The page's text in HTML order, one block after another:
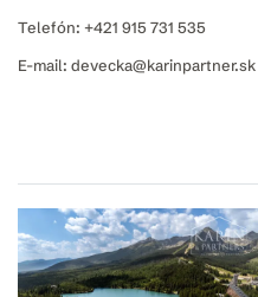
Telefón: +421 915 731 535
E-mail: devecka@karinpartner.sk